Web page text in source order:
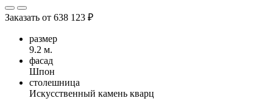
Заказать от 638 123 ₽
размер
9.2 м.
фасад
Шпон
столешница
Искусственный камень кварц